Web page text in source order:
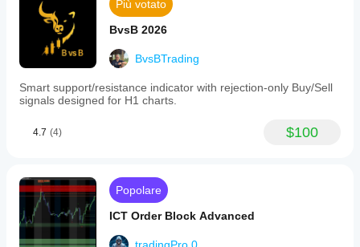
Più votato
BvsB 2026
BvsBTrading
Smart support/resistance indicator with rejection-only Buy/Sell
signals designed for H1 charts.
4.7 (4) $100
Popolare
ICT Order Block Advanced